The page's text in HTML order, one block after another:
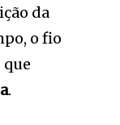
da
o fio
.